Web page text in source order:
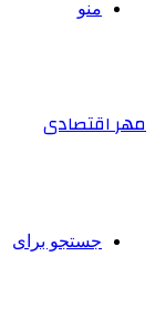
منو
مهر اقتصادی
جستجو برای